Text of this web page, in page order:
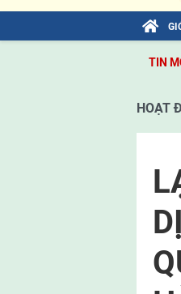
TIN
Bài viết của Tổng Bí thư Tô Lâm: TIẾN
HOẠT